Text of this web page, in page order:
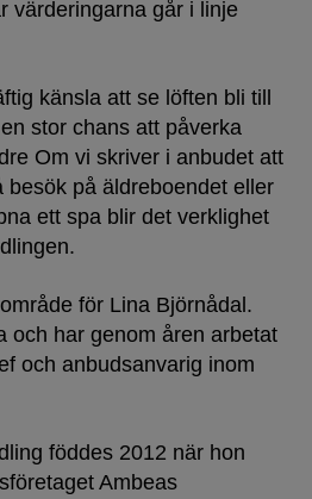
värderingarna går i linje
känsla att se löften bli till
stor chans att påverka
Om vi skriver i anbudet att
besök på äldreboendet eller
ett spa blir det verklighet
för Lina Björnådal.
och har genom åren arbetat
och anbudsanvarig inom
föddes 2012 när hon
Ambeas